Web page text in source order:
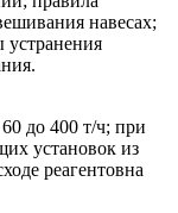
навесах;
устранения
до 400 т/ч; при
установок из
реагентовна